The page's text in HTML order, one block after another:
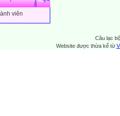
viên
Câu lạc
Website được thừa kế từ